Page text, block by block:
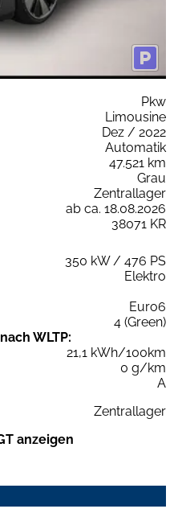
Pkw
Limousine
Dez / 2022
Automatik
47.521 km
Grau
Zentrallager
ab ca. 18.08.2026
38071 KR
350 kW / 476 PS
Elektro
Euro6
4 (Green)
WLTP:
21,1 kWh/100km
0 g/km
A
Zentrallager
anzeigen